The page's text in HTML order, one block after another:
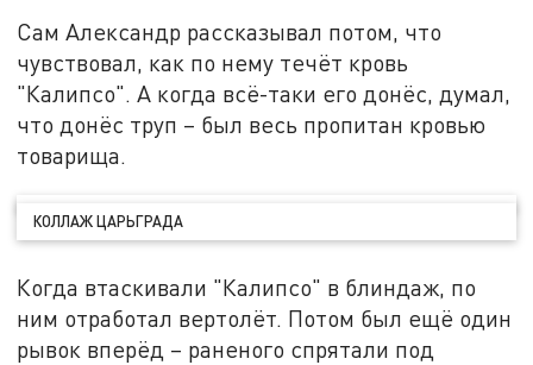
Сам Александр рассказывал потом, что
чувствовал, как по нему течёт кровь
"Калипсо". А когда всё-таки его донёс, думал,
что донёс труп – был весь пропитан кровью
товарища.
КОЛЛАЖ ЦАРЬГРАДА
Когда втаскивали "Калипсо" в блиндаж, по
ним отработал вертолёт. Потом был ещё один
рывок вперёд – раненого спрятали под